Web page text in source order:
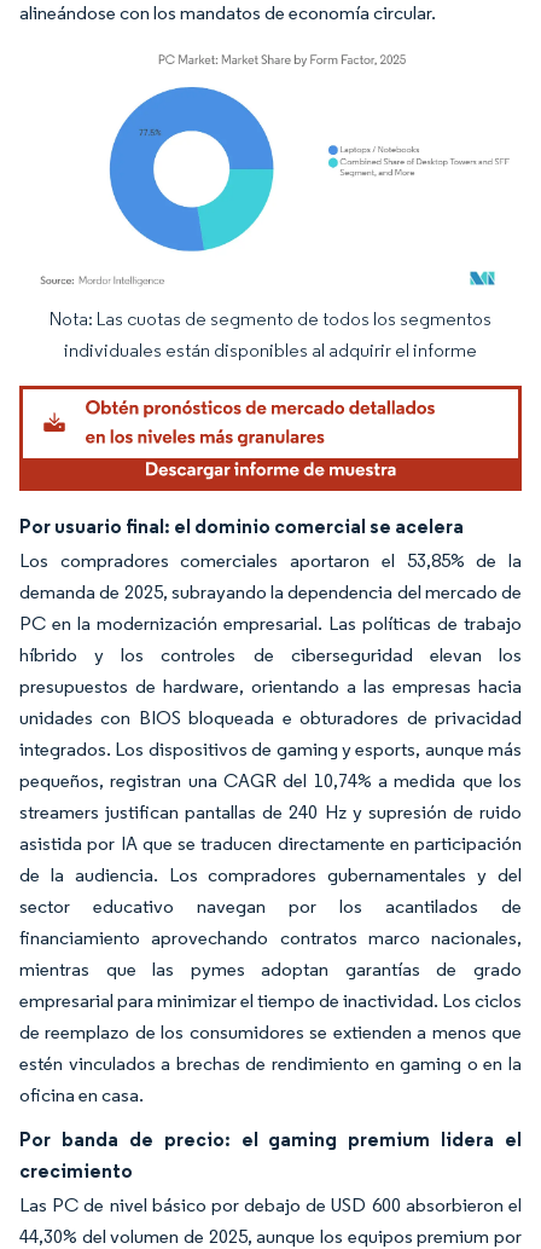
alineándose con los mandatos de economía circular.
Imagen © Mordor Intelligence. El uso requiere atribución según CC BY 4.0.
Nota: Las cuotas de segmento de todos los segmentos
individuales están disponibles al adquirir el informe
Por usuario final: el dominio comercial se acelera
Los compradores comerciales aportaron el 53,85% de la
demanda de 2025, subrayando la dependencia del mercado de
PC en la modernización empresarial. Las políticas de trabajo
híbrido y los controles de ciberseguridad elevan los
presupuestos de hardware, orientando a las empresas hacia
unidades con BIOS bloqueada e obturadores de privacidad
integrados. Los dispositivos de gaming y esports, aunque más
pequeños, registran una CAGR del 10,74% a medida que los
streamers justifican pantallas de 240 Hz y supresión de ruido
asistida por IA que se traducen directamente en participación
de la audiencia. Los compradores gubernamentales y del
sector educativo navegan por los acantilados de
financiamiento aprovechando contratos marco nacionales,
mientras que las pymes adoptan garantías de grado
empresarial para minimizar el tiempo de inactividad. Los ciclos
de reemplazo de los consumidores se extienden a menos que
estén vinculados a brechas de rendimiento en gaming o en la
oficina en casa.
Por banda de precio: el gaming premium lidera el
crecimiento
Las PC de nivel básico por debajo de USD 600 absorbieron el
44,30% del volumen de 2025, aunque los equipos premium por